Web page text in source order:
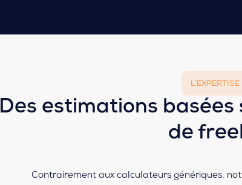
Des estimations
de
Contrairement aux calculateurs génériques,